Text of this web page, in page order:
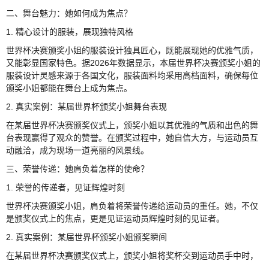
二、舞台魅力：她如何成为焦点？
1. 精心设计的服装，展现独特风格
世界杯决赛颁奖小姐的服装设计独具匠心，既能展现她的优雅气质，
又能彰显国家特色。据2026年数据显示，本届世界杯决赛颁奖小姐的
服装设计灵感来源于各国文化，服装面料均采用高档面料，确保每位
颁奖小姐都能在舞台上成为焦点。
2. 真实案例：某届世界杯颁奖小姐舞台表现
在某届世界杯决赛颁奖仪式上，颁奖小姐以其优雅的气质和出色的舞
台表现赢得了观众的赞誉。在颁奖过程中，她自信大方，与运动员互
动融洽，成为现场一道亮丽的风景线。
三、荣誉传递：她肩负着怎样的使命？
1. 荣誉的传递者，见证辉煌时刻
世界杯决赛颁奖小姐，肩负着将荣誉传递给运动员的重任。她，不仅
是颁奖仪式上的焦点，更是见证运动员辉煌时刻的见证者。
2. 真实案例：某届世界杯颁奖小姐颁奖瞬间
在某届世界杯决赛颁奖仪式上，颁奖小姐将奖杯交到运动员手中时，